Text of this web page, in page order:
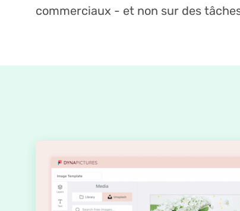
commerciaux - et non sur des